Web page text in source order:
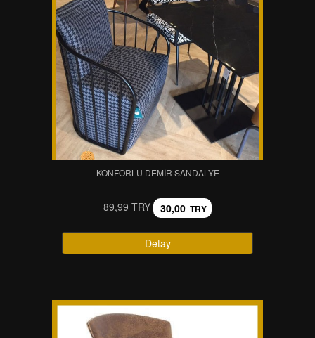
KONFORLU DEMIR SANDALYE
89,99 TRY 30,00 TRY
Detay